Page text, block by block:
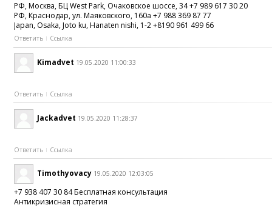
РФ, Москва, БЦ West Park, Очаковское шоссе, 34 +7 989 617 30 20
РФ, Краснодар, ул. Маяковского, 160а +7 988 369 87 77
Japan, Osaka, Joto ku, Hanaten nishi, 1-2 +8190 961 499 66
Ответить Ссылка
Kimadvet 19.05.2020 11:00:33
Ответить Ссылка
Jackadvet 19.05.2020 11:28:37
Ответить Ссылка
Timothyovacy 19.05.2020 12:03:05
+7 938 407 30 84 Бесплатная консультация
Антикризисная стратегия